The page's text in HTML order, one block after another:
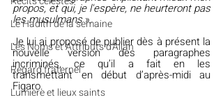
Le Hadith de la semaine
Les Noms et Attributs d'Allah
Regard fraternel
Lumière et lieux saints
propos, et qui, je l'espère, ne heurteront pas
les musulmans ».
Je lui ai proposé de publier dès à présent la
nouvelle version des paragraphes
incriminés, ce qu’il a fait en les
transmettant en début d’après-midi au
Figaro.